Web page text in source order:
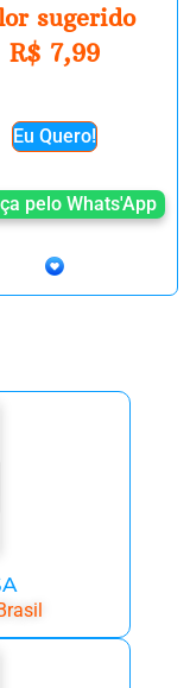
sugerido
R$7,99
Eu Quero!
pelo Whats'App